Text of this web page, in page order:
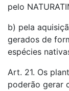
pelo
b) pela
gerados de
espécies
Art. 21. Os
poderão gerar